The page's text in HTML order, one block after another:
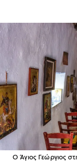
Ο Άγιος Γεώργιος